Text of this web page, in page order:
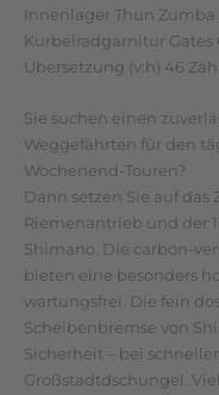
Innenlager Thun Zumba
Kurbelradgarnitur
Übersetzung (v:h) 46
Sie suchen einen
Weggefährten für den
Wochenend-Touren?
Dann setzen Sie auf das
Riemenantrieb und der
Shimano. Die carbon-
bieten eine besonders
wartungsfrei. Die fein
Scheibenbremse von
Sicherheit – bei
Großstadtdschungel.